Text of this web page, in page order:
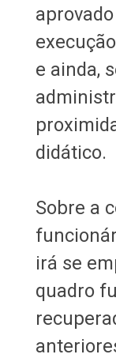
e ainda,
didático.
Sobre a
irá se
quadro